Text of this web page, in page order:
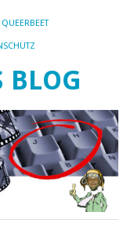
QUEERBEET
BLOG